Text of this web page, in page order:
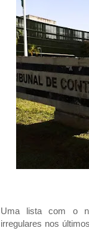
Uma lista com o
irregulares nos